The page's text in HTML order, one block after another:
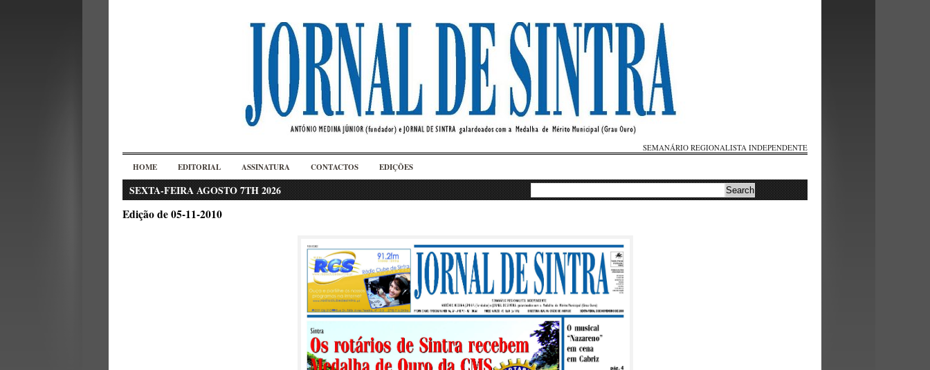
SEMANÁRIO REGIONALISTA INDEPENDENTE
HOME EDITORIAL ASSINATURA CONTACTOS EDIÇÕES
SEXTA-FEIRA AGOSTO 7TH 2026
Edição de 05-11-2010